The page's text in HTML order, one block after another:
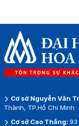
Cơ sở Nguyễn Văn
Thành, TP.Hồ Chí Minh
Cơ sở Cao Thắng: 93